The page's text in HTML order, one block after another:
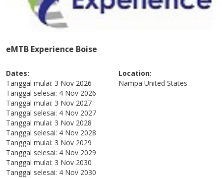
eMTB Experience Boise
Dates:
Tanggal mulai: 3 Nov 2026
Tanggal selesai: 4 Nov 2026
Tanggal mulai: 3 Nov 2027
Tanggal selesai: 4 Nov 2027
Tanggal mulai: 3 Nov 2028
Tanggal selesai: 4 Nov 2028
Tanggal mulai: 3 Nov 2029
Tanggal selesai: 4 Nov 2029
Tanggal mulai: 3 Nov 2030
Tanggal selesai: 4 Nov 2030
Location:
Nampa United States